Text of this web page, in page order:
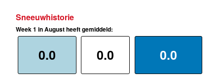
Sneeuwhistorie
Week 1 in August heeft gemiddeld:
0.0 0.0 0.0